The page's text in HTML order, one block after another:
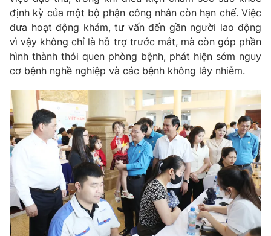
VTV4 Vươn mình bằng AI
VTV9 VTV8
Liên hệ tòa soạn English
THỜI BÁO VTV
Theo dõi báo trên
Cơ quan chủ quản:
Đài Truyền hình Việt Nam
định kỳ của một bộ phận công nhân còn hạn chế. Việc
đưa hoạt động khám, tư vấn đến gần người lao động
vì vậy không chỉ là hỗ trợ trước mắt, mà còn góp phần
hình thành thói quen phòng bệnh, phát hiện sớm nguy
cơ bệnh nghề nghiệp và các bệnh không lây nhiễm.